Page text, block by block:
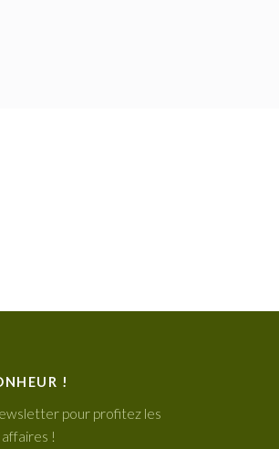
!
pour profitez les
!